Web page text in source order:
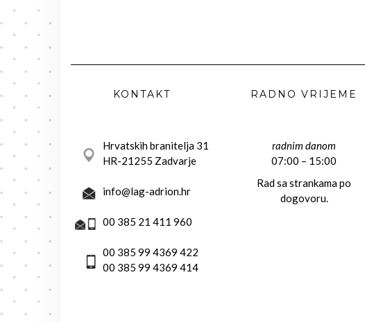
KONTAKT
Hrvatskih branitelja 31
HR-21255 Zadvarje
info@lag-adrion.hr
00 385 21 411 960
00 385 99 4369 422
00 385 99 4369 414
RADNO VRIJEME
radnim danom
07:00 – 15:00
Rad sa strankama po
dogovoru.